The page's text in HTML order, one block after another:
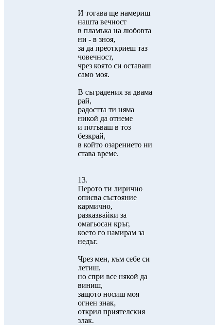
И тогава ще намериш
нашта вечност
в пламъка на любовта
ни - в зноя,
за да преоткриеш таз
човечност,
чрез която си оставаш
само моя.
В съградения за двама
рай,
радостта ти няма
никой да отнеме
и потъваш в тоз
безкрай,
в който озарението ни
става време.
13.
Перото ти лирично
описва състояние
кармично,
разказвайки за
омагьосан кръг,
което го намирам за
недъг.
Чрез мен, към себе си
летиш,
но спри все някой да
виниш,
защото носиш моя
огнен знак,
открил приятелския
злак.